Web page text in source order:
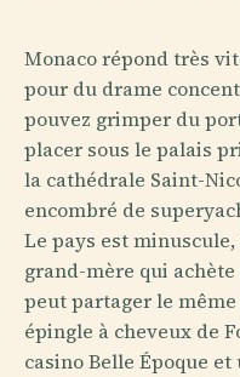
Monaco répond très
pour du drame
pouvez grimper du
placer sous le palais
la cathédrale Saint-
encombré de
Le pays est
grand-mère qui
peut partager le
épingle à cheveux de
casino Belle Époque